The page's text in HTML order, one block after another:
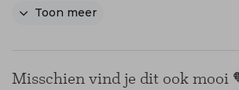
uit. Je kunt dit kaartje eenvoudig
Toon meer
Misschien vind je dit ook mooi